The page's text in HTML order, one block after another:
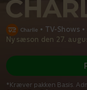
• TV-Shows •
Ny sæson den 27.
*Kræver pakken Basis.